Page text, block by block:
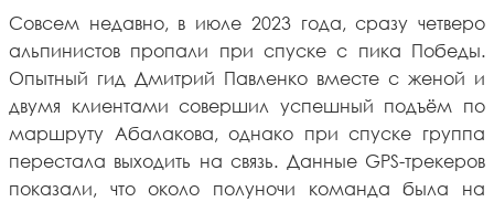
Совсем недавно, в июле 2023 года, сразу четверо
альпинистов пропали при спуске с пика Победы.
Опытный гид Дмитрий Павленко вместе с женой и
двумя клиентами совершил успешный подъём по
маршруту Абалакова, однако при спуске группа
перестала выходить на связь. Данные GPS-трекеров
показали, что около полуночи команда была на